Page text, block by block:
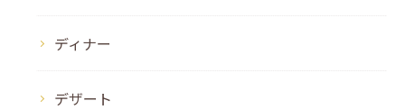
ディナー
デザート